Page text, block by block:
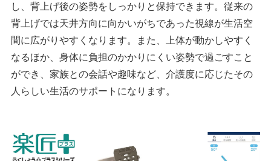
し、背上げ後の姿勢をしっかりと保持できます。従来の
背上げでは天井方向に向かいがちであった視線が生活空
間に広がりやすくなります。また、上体が動かしやすく
なるほか、身体に負担のかかりにくい姿勢で過ごすこと
ができ、家族との会話や趣味など、介護度に応じたその
人らしい生活のサポートになります。